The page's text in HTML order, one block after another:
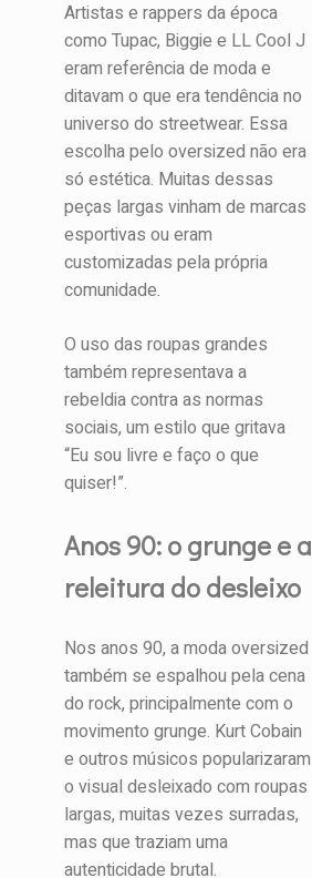
Artistas e rappers da época
como Tupac, Biggie e LL Cool J
eram referência de moda e
ditavam o que era tendência no
universo do streetwear. Essa
escolha pelo oversized não era
só estética. Muitas dessas
peças largas vinham de marcas
esportivas ou eram
customizadas pela própria
comunidade.
O uso das roupas grandes
também representava a
rebeldia contra as normas
sociais, um estilo que gritava
“Eu sou livre e faço o que
quiser!”.
Anos 90: o grunge e a
releitura do desleixo
Nos anos 90, a moda oversized
também se espalhou pela cena
do rock, principalmente com o
movimento grunge. Kurt Cobain
e outros músicos popularizaram
o visual desleixado com roupas
largas, muitas vezes surradas,
mas que traziam uma
autenticidade brutal.